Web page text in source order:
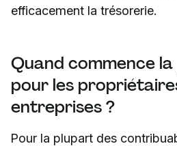
efficacement la trésorerie.
Quand commence
pour les
entreprises ?
Pour la plupart des